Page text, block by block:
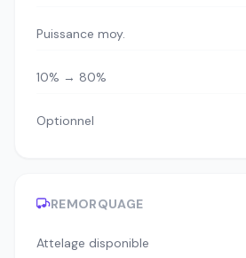
Puissance moy.
10% → 80%
Optionnel
REMORQUAGE
Attelage disponible